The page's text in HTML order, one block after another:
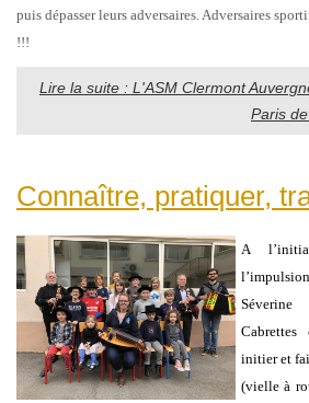
puis dépasser leurs adversaires. Adversaires
!!!
Lire la suite : L'ASM Clermont
Paris
Connaître, pratiquer,
A
Séverine
Cabrettes
initier et
(vielle à